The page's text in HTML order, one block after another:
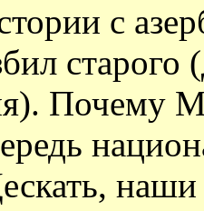
с
старого
Почему